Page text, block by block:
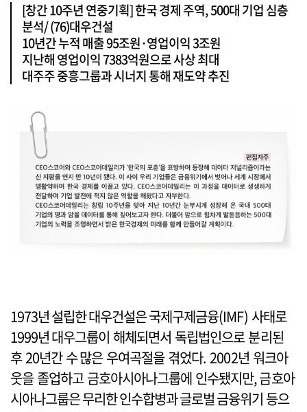
[창간 10주년 연중기획] 한국 경제 주역, 500대 기업 심층
분석/ (76)대우건설
10년간 누적 매출 95조원·영업이익 3조원
지난해 영업이익 7383억원으로 사상 최대
대주주 중흥그룹과 시너지 통해 재도약 추진
1973년 설립한 대우건설은 국제구제금융(IMF) 사태로
1999년 대우그룹이 해체되면서 독립법인으로 분리된
후 20년간 수 많은 우여곡절을 겪었다. 2002년 워크아
웃을 졸업하고 금호아시아나그룹에 인수됐지만, 금호아
시아나그룹은 무리한 인수합병과 글로벌 금융위기 등으